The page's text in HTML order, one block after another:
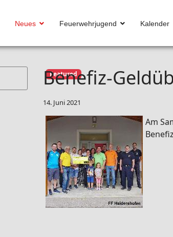
Neues Feuerwehrjugend Kalender
Featured
Benefiz-
14. Juni 2021
Am